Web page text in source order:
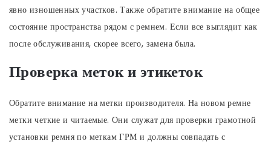
явно изношенных участков. Также обратите внимание на общее
состояние пространства рядом с ремнем. Если все выглядит как
после обслуживания, скорее всего, замена была.
Проверка меток и этикеток
Обратите внимание на метки производителя. На новом ремне
метки четкие и читаемые. Они служат для проверки грамотной
установки ремня по меткам ГРМ и должны совпадать с